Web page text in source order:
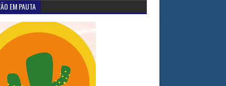
EM PAUTA